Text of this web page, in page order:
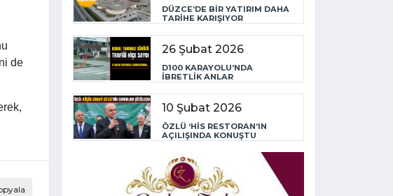
de
DÜZCE’DE BİR YATIRIM DAHA
TARİHE KARIŞIYOR
26 Şubat 2026
D100 KARAYOLU’NDA
İBRETLİK ANLAR
10 Şubat 2026
ÖZLÜ ‘HİS RESTORAN’IN
AÇILIŞINDA KONUŞTU